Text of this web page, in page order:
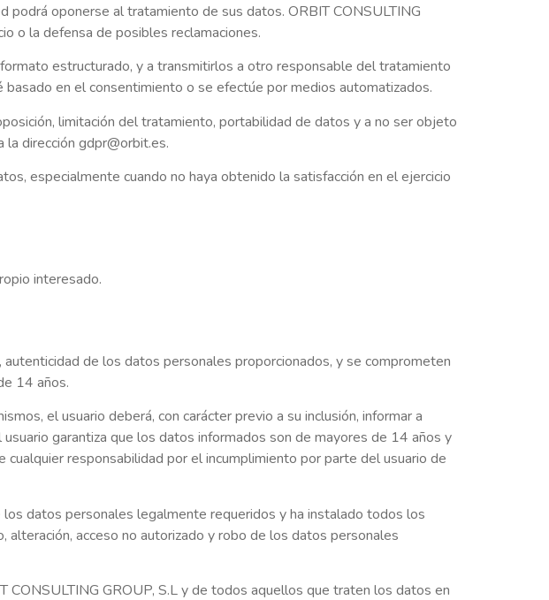
podrá oponerse al tratamiento de sus datos. ORBIT CONSULTING
o la defensa de posibles reclamaciones.
estructurado, y a transmitirlos a otro responsable del tratamiento
en el consentimiento o se efectúe por medios automatizados.
limitación del tratamiento, portabilidad de datos y a no ser objeto
la dirección gdpr@orbit.es.
especialmente cuando no haya obtenido la satisfacción en el ejercicio
interesado.
de los datos personales proporcionados, y se comprometen
14 años.
el usuario deberá, con carácter previo a su inclusión, informar a
garantiza que los datos informados son de mayores de 14 años y
responsabilidad por el incumplimiento por parte del usuario de
datos personales legalmente requeridos y ha instalado todos los
acceso no autorizado y robo de los datos personales
GROUP, S.L y de todos aquellos que traten los datos en